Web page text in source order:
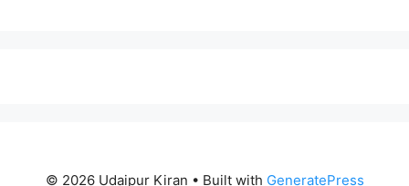
© 2026 Udaipur Kiran • Built with GeneratePress